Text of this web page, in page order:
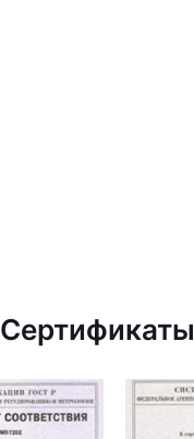
Сертификаты